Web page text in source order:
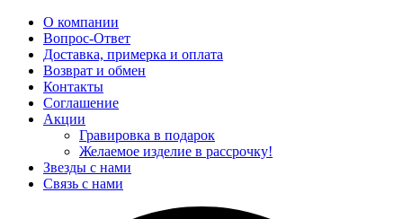
О компании
Вопрос-Ответ
Доставка, примерка и оплата
Возврат и обмен
Контакты
Соглашение
Акции
Гравировка в подарок
Желаемое изделие в рассрочку!
Звезды с нами
Связь с нами